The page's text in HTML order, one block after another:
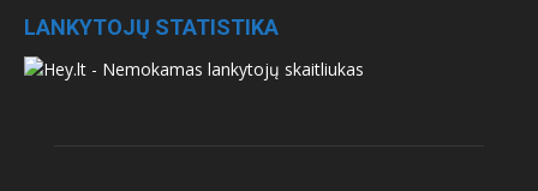
LANKYTOJŲ STATISTIKA